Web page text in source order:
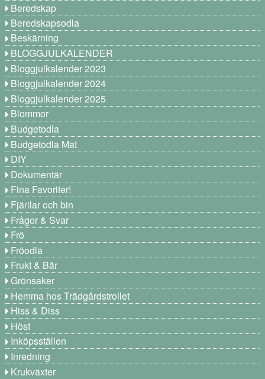
Beredskap
Beredskapsodla
Beskärning
BLOGGJULKALENDER
Bloggjulkalender 2023
Bloggjulkalender 2024
Bloggjulkalender 2025
Blommor
Budgetodla
Budgetodla Mat
DIY
Dokumentär
Fina Favoriter!
Fjärilar och bin
Frågor & Svar
Frö
Fröodla
Frukt & Bär
Grönsaker
Hemma hos Trädgårdstrollet
Hiss & Diss
Höst
Inköpsställen
Inredning
Krukväxter